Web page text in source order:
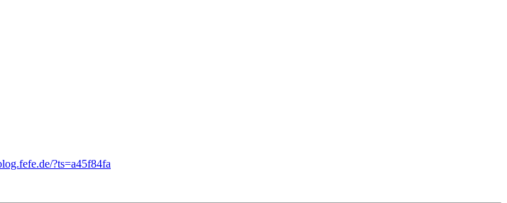
?ts=a45f84fa